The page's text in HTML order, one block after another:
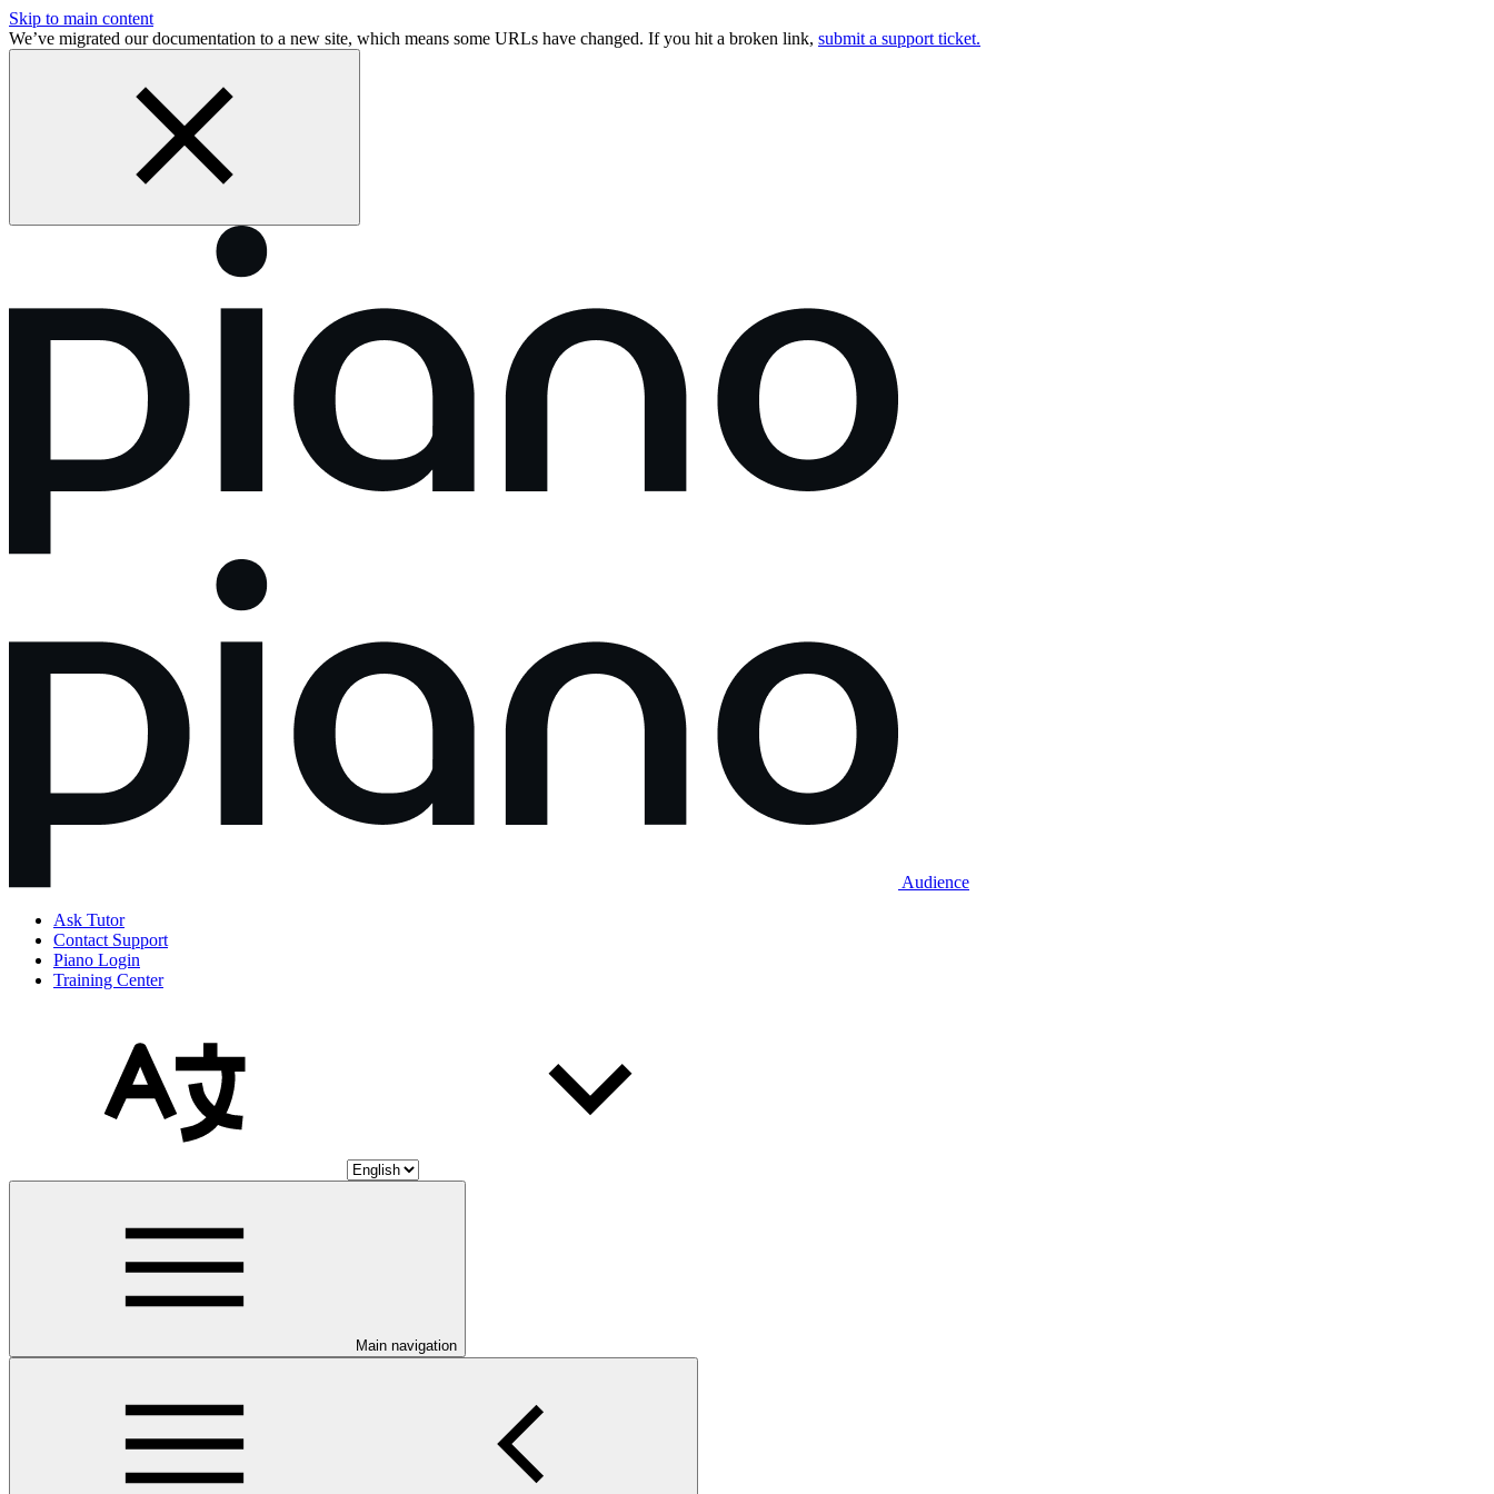
Skip to main content
We’ve migrated our documentation to a new site, which means some URLs have changed. If you hit a broken link, submit a support ticket.
Audience
Ask Tutor
Contact Support
Piano Login
Training Center
Main navigation